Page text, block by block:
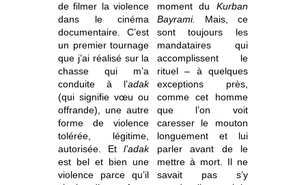
de filmer la violence
dans le cinéma
documentaire. C’est
un premier tournage
que j’ai réalisé sur la
chasse qui m’a
conduite à l’adak
(qui signifie vœu ou
offrande), une autre
forme de violence
tolérée, légitime,
autorisée. Etl’adak
est bel et bien une
violence parce qu’il
moment du Kurban
Bayrami.
Mais, ce
sont toujours les
mandataires qui
accomplissent le
rituel – à quelques
exceptions près,
comme cet homme
que l’on voit
caresser le mouton
longuement et lui
parler avant de le
mettre à mort. Il ne
savait pas s’y